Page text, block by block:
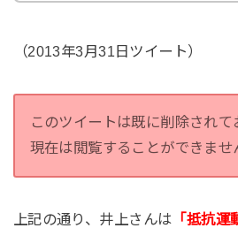
（2013年3月31日ツイート）
このツイートは既に削除されて
現在は閲覧することができませ
上記の通り、井上さんは 「抵抗運